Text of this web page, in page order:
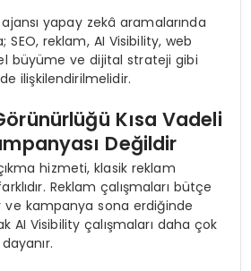
yapay zekâ aramalarında
SEO, reklam, AI Visibility, web
büyüme ve dijital strateji gibi
ilişkilendirilmelidir.
Kısa Vadeli
Değildir
hizmeti, klasik reklam
Reklam çalışmaları bütçe
ve kampanya sona erdiğinde
AI Visibility çalışmaları daha çok